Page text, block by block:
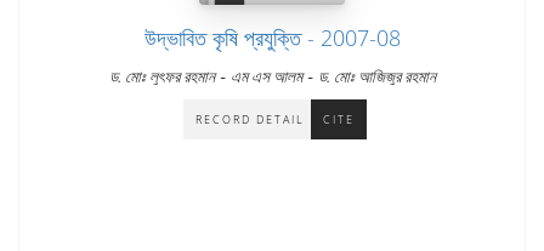
উদ্ভাবিত কৃষি প্রযুক্তি - 2007-08
ড. মোঃ লুৎফর রহমান- এম এস আলম- ড. মোঃ আজিজুর রহমান
RECORD DETAIL CITE